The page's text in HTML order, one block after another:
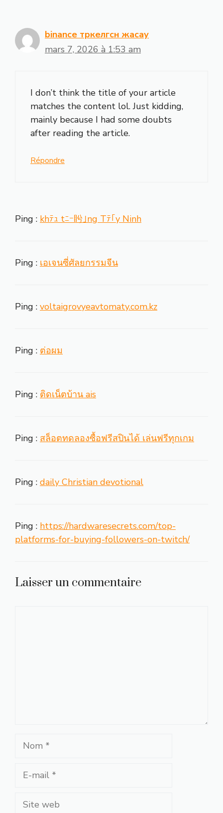
binance тркелгсн жасау
mars 7, 2026 à 1:53 am
I don’t think the title of your article
matches the content lol. Just kidding,
mainly because I had some doubts
after reading the article.
Répondre
Ping : khﾃｭ tﾆｰ盻｣ng Tﾃ｢y Ninh
Ping : เอเจนซี่ศัลยกรรมจีน
Ping : voltaigrovyeavtomaty.com.kz
Ping : ต่อผม
Ping : ติดเน็ตบ้าน ais
Ping : สล็อตทดลองซื้อฟรีสปินได้ เล่นฟรีทุกเกม
Ping : daily Christian devotional
Ping : https://hardwaresecrets.com/top-
platforms-for-buying-followers-on-twitch/
Laisser un commentaire
Nom
Site